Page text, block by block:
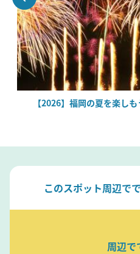
【2026】福岡の夏を楽し
このスポット周辺で
周辺で